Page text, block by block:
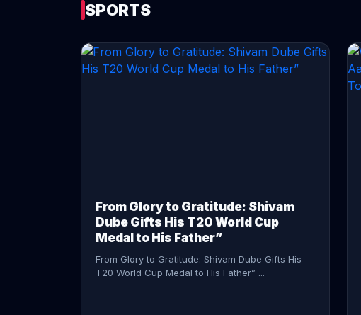
SPORTS
From Glory to Gratitude: Shivam
Dube Gifts His T20 World Cup
Medal to His Father”
From Glory to Gratitude: Shivam Dube Gifts His
T20 World Cup Medal to His Father” ...